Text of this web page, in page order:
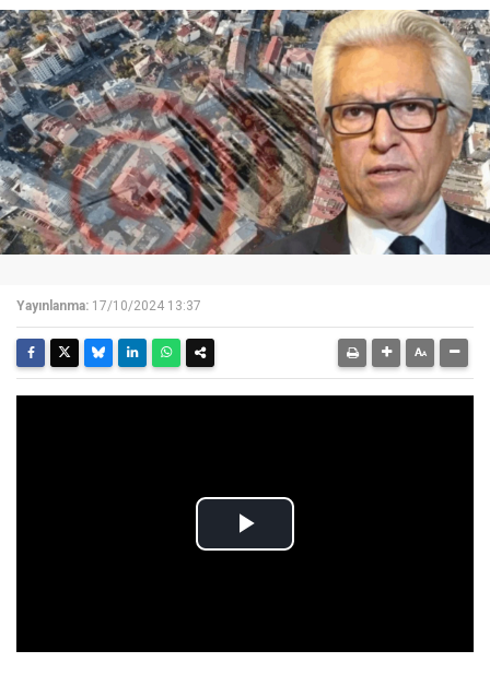
Yayınlanma: 17/10/2024 13:37